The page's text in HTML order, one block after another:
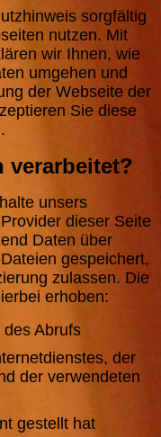
sorgfältig
nutzen. Mit
wir Ihnen, wie
umgehen und
der Webseite der
Sie diese
verarbeitet?
unsers
dieser Seite
Daten über
gespeichert,
zulassen. Die
erhoben:
Abrufs
der
der verwendeten
gestellt hat